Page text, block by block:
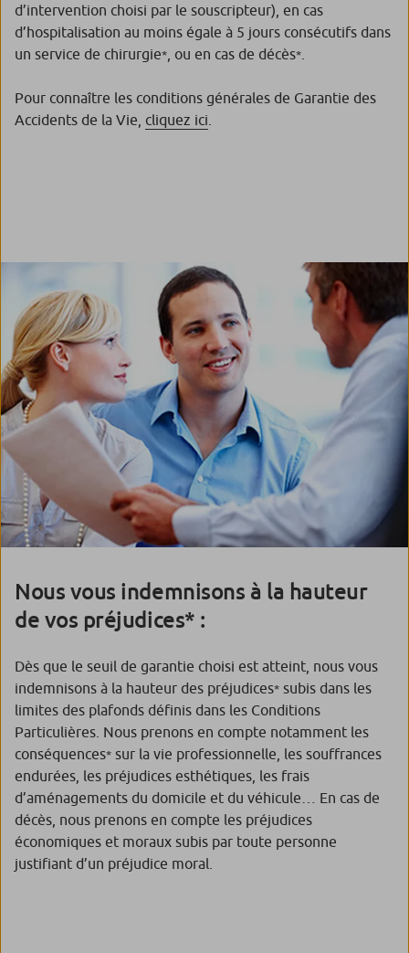
d’intervention choisi par le souscripteur), en cas
d’hospitalisation au moins égale à 5 jours consécutifs dans
un service de chirurgie* , ou en cas de décès*
Pour connaître les conditions générales de Garantie des
Accidents de la Vie, cliquez ici
Nous vous indemnisons à la hauteur
de vos préjudices* :
Dès que le seuil de garantie choisi est atteint, nous vous
indemnisons à la hauteur des préjudices* subis dans les
limites des plafonds définis dans les Conditions
Particulières. Nous prenons en compte notamment les
conséquences* sur la vie professionnelle, les souffrances
endurées, les préjudices esthétiques, les frais
d’aménagements du domicile et du véhicule… En cas de
décès, nous prenons en compte les préjudices
économiques et moraux subis par toute personne
justifiant d’un préjudice moral.